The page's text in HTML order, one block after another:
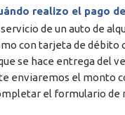
realizo el pago
servicio de un auto de
con tarjeta de débito
se hace entrega del
enviaremos el monto
el formulario de